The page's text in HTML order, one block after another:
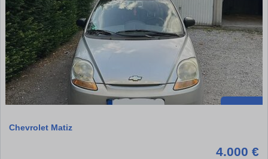
Chevrolet Matiz
4.000 €